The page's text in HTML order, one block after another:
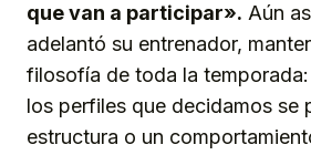
que van a participar». Aún
adelantó su entrenador,
filosofía de toda la
los perfiles que decidamos se
estructura o un